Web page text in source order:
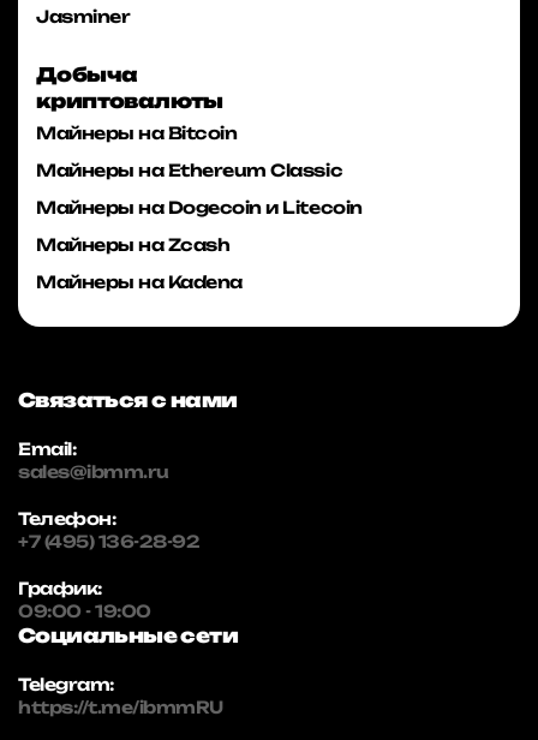
Jasminer
Добыча
криптовалюты
Майнеры на Bitcoin
Майнеры на Ethereum Classic
Майнеры на Dogecoin и Litecoin
Майнеры на Zcash
Майнеры на Kadena
Связаться с нами
Email:
sales@ibmm.ru
Телефон:
+7 (495) 136-28-92
График:
09:00 - 19:00
Социальные сети
Telegram:
https://t.me/ibmmRU